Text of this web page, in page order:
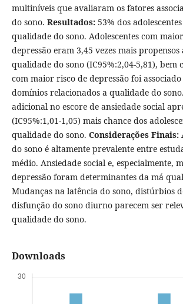
multiníveis que avaliaram os fatores
do sono. Resultados:53% dos
qualidade do sono. Adolescentes com
depressão eram 3,45 vezes mais
qualidade do sono (IC95%:2,04-5,81), bem
com maior risco de depressão foi associado
domínios relacionados a qualidade do
adicional no escore de ansiedade social
(IC95%:1,01-1,05) mais chance dos
qualidade do sono. Considerações Finais:
do sono é altamente prevalente entre
médio. Ansiedade social e, especialmente,
depressão foram determinantes da má
Mudanças na latência do sono, distúrbios
disfunção do sono diurno parecem ser
qualidade do sono.
Downloads